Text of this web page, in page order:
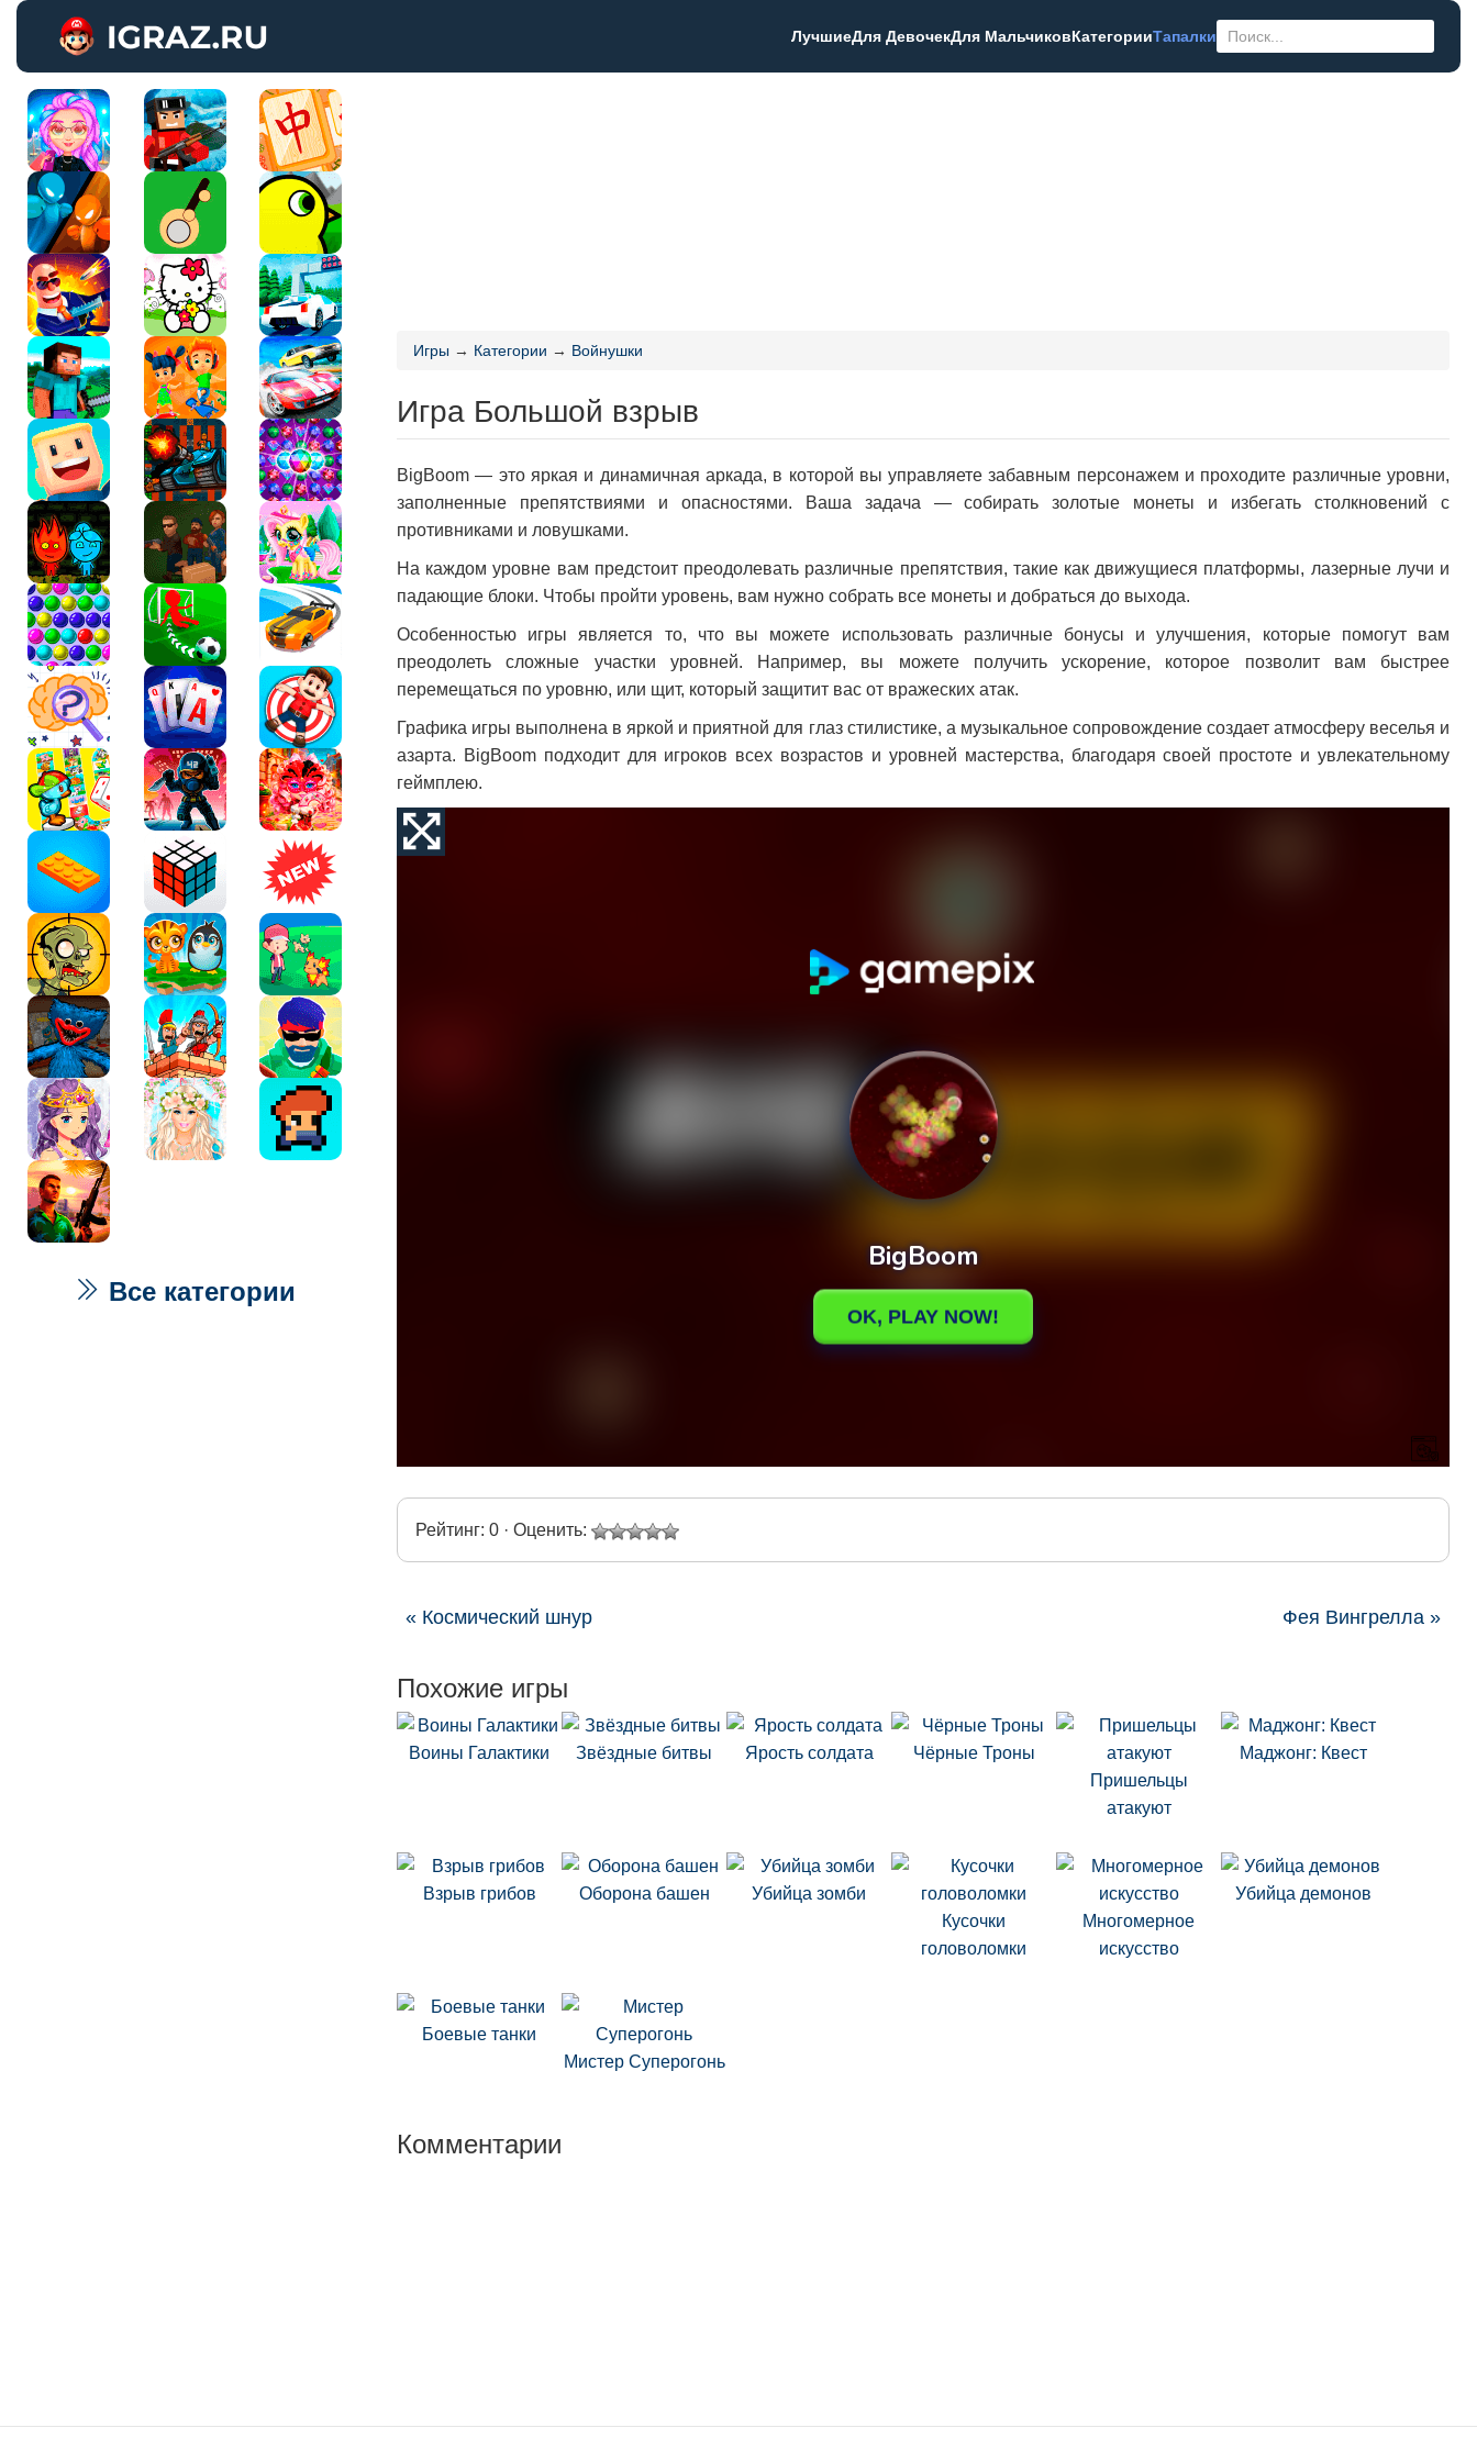
ЛучшиеДля ДевочекДля МальчиковКатегорииТапалки
Игры → Категории → Войнушки
Игра Большой взрыв
BigBoom — это яркая и динамичная аркада, в которой вы управляете забавным персонажем и проходите различные уровни,
заполненные препятствиями и опасностями. Ваша задача — собирать золотые монеты и избегать столкновений с
противниками и ловушками.
На каждом уровне вам предстоит преодолевать различные препятствия, такие как движущиеся платформы, лазерные лучи и
падающие блоки. Чтобы пройти уровень, вам нужно собрать все монеты и добраться до выхода.
Особенностью игры является то, что вы можете использовать различные бонусы и улучшения, которые помогут вам
преодолеть сложные участки уровней. Например, вы можете получить ускорение, которое позволит вам быстрее
перемещаться по уровню, или щит, который защитит вас от вражеских атак.
Графика игры выполнена в яркой и приятной для глаз стилистике, а музыкальное сопровождение создает атмосферу веселья и
азарта. BigBoom подходит для игроков всех возрастов и уровней мастерства, благодаря своей простоте и увлекательному
геймплею.
Рейтинг: 0 · Оценить:
« Космический шнур Фея Вингрелла »
Похожие игры
Воины Галактики Звёздные битвы Ярость солдата
Чёрные Троны
Пришельцы
атакуют
Маджонг: Квест
Взрыв грибов Оборона башен
Убийца зомби
Кусочки
головоломки
Многомерное
искусство
Убийца демонов
Боевые танки
Мистер Суперогонь
Комментарии
Все категории